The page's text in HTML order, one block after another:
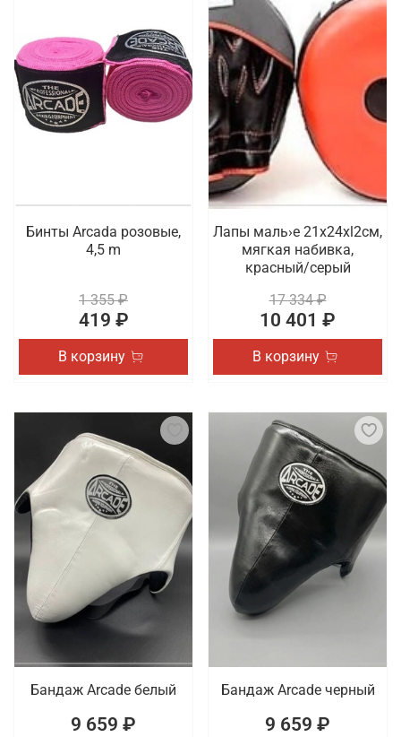
Бинты Arcada розовые,
4,5 m
1 355 ₽
419 ₽
В корзину
Лапы маль›е 21x24xl2cм,
мягкая набивка,
красный/серый
17 334 ₽
10 401 ₽
В корзину
Бандаж Arcade белый
9 659 ₽
Бандаж Arcade черный
9 659 ₽